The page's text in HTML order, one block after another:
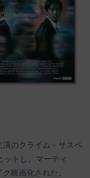
のクライム・サスペ
ットし、マーティ
映画化された。